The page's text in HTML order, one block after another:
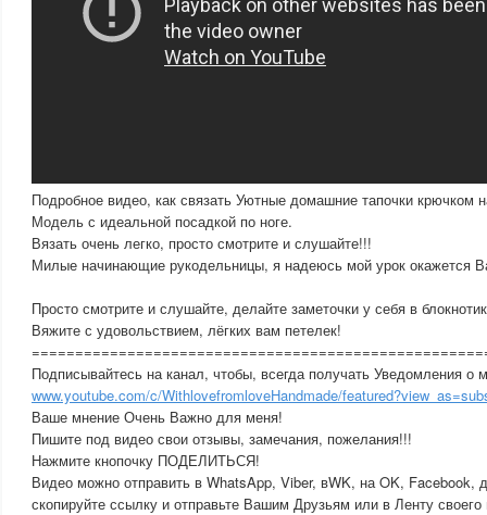
​Подробное видео, как связать Уютные домашние тапочки крючком
Модель с идеальной посадкой по ноге.
Вязать очень легко, просто смотрите и слушайте!!!
Милые начинающие рукодельницы, я надеюсь мой урок окажется
Просто смотрите и слушайте, делайте заметочки у себя в
Вяжите с удовольствием, лёгких вам петелек!
Подписывайтесь на канал, чтобы, всегда получать Уведомления о
www.youtube.com/c/WithlovefromloveHandmade/
Ваше мнение Очень Важно для меня!
Пишите под видео свои отзывы, замечания, пожелания!!!
Нажмите кнопочку ПОДЕЛИТЬСЯ!
Видео можно отправить в WhatsApp, Viber, вWK, на OK, Facebook,
скопируйте ссылку и отправьте Вашим Друзьям или в Ленту